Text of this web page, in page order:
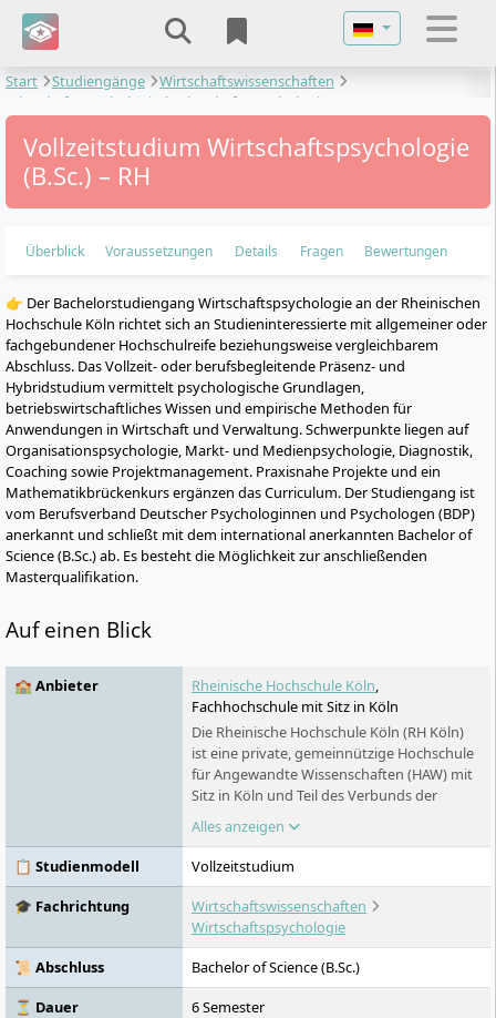
Sprache
Start Studiengänge
Wirtschaftswissenschaften
Wirtschaftspsychologie
Wirtschaftspsychologie
Vollzeitstudium Wirtschaftspsychologie
(B.Sc.) – RH
Überblick Voraussetzungen Details Fragen Bewertungen
👉 Der Bachelorstudiengang Wirtschaftspsychologie an der Rheinischen
Hochschule Köln richtet sich an Studieninteressierte mit allgemeiner oder
fachgebundener Hochschulreife beziehungsweise vergleichbarem
Abschluss. Das Vollzeit- oder berufsbegleitende Präsenz- und
Hybridstudium vermittelt psychologische Grundlagen,
betriebswirtschaftliches Wissen und empirische Methoden für
Anwendungen in Wirtschaft und Verwaltung. Schwerpunkte liegen auf
Organisationspsychologie, Markt- und Medienpsychologie, Diagnostik,
Coaching sowie Projektmanagement. Praxisnahe Projekte und ein
Mathematikbrückenkurs ergänzen das Curriculum. Der Studiengang ist
vom Berufsverband Deutscher Psychologinnen und Psychologen (BDP)
anerkannt und schließt mit dem international anerkannten Bachelor of
Science (B.Sc.) ab. Es besteht die Möglichkeit zur anschließenden
Masterqualifikation.
Auf einen Blick
🏫 Anbieter Rheinische Hochschule Köln,
Fachhochschule mit Sitz in Köln
Die Rheinische Hochschule Köln (RH Köln)
ist eine private, gemeinnützige Hochschule
für Angewandte Wissenschaften (HAW) mit
Sitz in Köln und Teil des Verbunds der
Rheinischen Stiftung für Bildung. Sie bietet
an vier Standorten über 30 Bachelor- und
Masterstudiengänge in den Bereichen
Recht, Medien, Marketing & Innovation
sowie Medizinökonomie & Gesundheit an.
Die Hochschule zählt rund 6000 Studierende
und verfügt über mehrere
Forschungsinstitute, die praxisnahe
Projekte fördern.
Alles anzeigen
📋 Studienmodell
Vollzeitstudium
🎓 Fachrichtung
Wirtschaftswissenschaften
Wirtschaftspsychologie
📜 Abschluss
Bachelor of Science (B.Sc.)
⏳ Dauer
6 Semester